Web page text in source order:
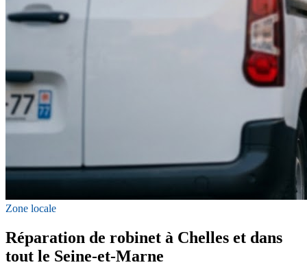
Zone locale
Réparation de robinet à Chelles et dans
tout le Seine-et-Marne